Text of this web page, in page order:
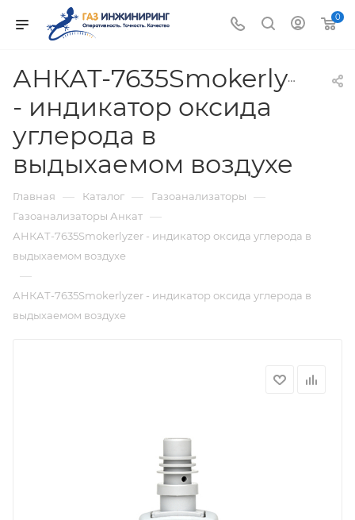
0
АНКАТ-7635Smokerlyzer
- индикатор оксида
углерода в
выдыхаемом воздухе
Главная — Каталог — Газоанализаторы —
Газоанализаторы Анкат —
АНКАТ-7635Smokerlyzer - индикатор оксида углерода в
выдыхаемом воздухе
—
АНКАТ-7635Smokerlyzer - индикатор оксида углерода в
выдыхаемом воздухе